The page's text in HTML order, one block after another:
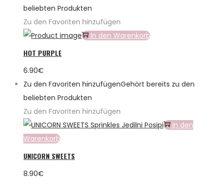
beliebten Produkten
Zu den Favoriten hinzufügen
In den Warenkorb
HOT PURPLE
6.90€
Zu den Favoriten hinzufügenGehört bereits zu den
beliebten Produkten
Zu den Favoriten hinzufügen
In den
Warenkorb
UNICORN SWEETS
8.90€